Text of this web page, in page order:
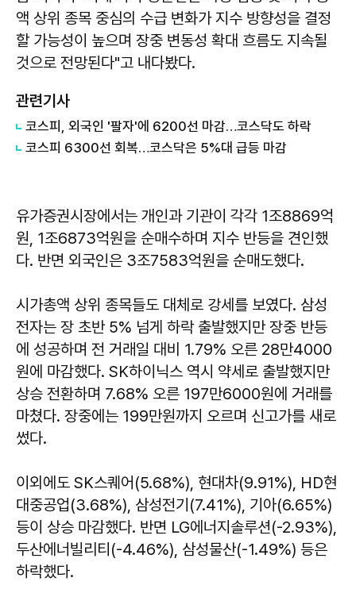
액 상위 종목 중심의 수급 변화가 지수 방향성을 결정
할 가능성이 높으며 장중 변동성 확대 흐름도 지속될
것으로 전망된다"고 내다봤다.
관련기사
코스피, 외국인 '팔자'에 6200선 마감…코스닥도 하락
코스피 6300선 회복…코스닥은 5%대 급등 마감
유가증권시장에서는 개인과 기관이 각각 1조8869억
원, 1조6873억원을 순매수하며 지수 반등을 견인했
다. 반면 외국인은 3조7583억원을 순매도했다.
시가총액 상위 종목들도 대체로 강세를 보였다. 삼성
전자는 장 초반 5% 넘게 하락 출발했지만 장중 반등
에 성공하며 전 거래일 대비 1.79% 오른 28만4000
원에 마감했다. SK하이닉스 역시 약세로 출발했지만
상승 전환하며 7.68% 오른 197만6000원에 거래를
마쳤다. 장중에는 199만원까지 오르며 신고가를 새로
썼다.
이외에도 SK스퀘어(5.68%), 현대차(9.91%), HD현
대중공업(3.68%), 삼성전기(7.41%), 기아(6.65%)
등이 상승 마감했다. 반면 LG에너지솔루션(-2.93%),
두산에너빌리티(-4.46%), 삼성물산(-1.49%) 등은
하락했다.